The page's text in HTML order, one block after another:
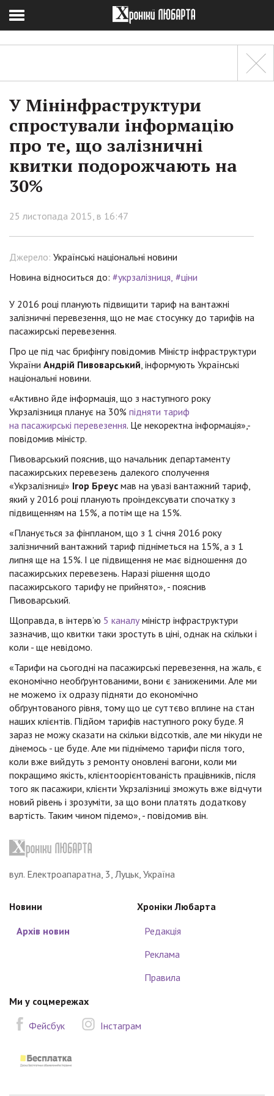
У Мінінфраструктури
спростували інформацію
про те, що залізничні
квитки подорожчають на
30%
25 листопада 2015, в 16:47
Джерело: Українські національні новини
Новина відноситься до: #укрзалізниця #ціни
У 2016 році планують підвищити тариф на вантажні
залізничні перевезення, що не має стосунку до тарифів на
пасажирські перевезення.
Про це під час брифінгу повідомив Міністр інфраструктури
України Андрій Пивоварський, інформують Українські
національні новини.
«Активно йде інформація, що з наступного року
Укрзалізниця планує на 30% підняти тариф
на пасажирські перевезення. Це некоректна інформація»,-
повідомив міністр.
Пивоварський пояснив, що начальник департаменту
пасажирських перевезень далекого сполучення
«Укрзалізниці» Ігор Бреус мав на увазі вантажний тариф,
який у 2016 році планують проіндексувати спочатку з
підвищенням на 15%, а потім ще на 15%.
«Планується за фінпланом, що з 1 січня 2016 року
залізничний вантажний тариф підніметься на 15%, а з 1
липня ще на 15%. І це підвищення не має відношення до
пасажирських перевезень. Наразі рішення щодо
пасажирського тарифу не прийнято», - пояснив
Пивоварський.
Щоправда, в інтерв’ю 5 каналуміністр інфраструктури
зазначив, що квитки таки зростуть в ціні, однак на скільки і
коли - ще невідомо.
«Тарифи на сьогодні на пасажирські перевезення, на жаль, є
економічно необґрунтованими, вони є заниженими. Але ми
не можемо їх одразу підняти до економічно
обґрунтованого рівня, тому що це суттєво вплине на стан
наших клієнтів. Підйом тарифів наступного року буде. Я
зараз не можу сказати на скільки відсотків, але ми нікуди не
дінемось - це буде. Але ми піднімемо тарифи після того,
коли вже вийдуть з ремонту оновлені вагони, коли ми
покращимо якість, клієнтоорієнтованість працівників, після
того як пасажири, клієнти Укрзалізниці зможуть вже відчути
новий рівень і зрозуміти, за що вони платять додаткову
вартість. Таким чином підемо», - повідомив він.
вул. Електроапаратна, 3, Луцьк, Україна
Новини
Архів новин
Хроніки Любарта
Редакція
Реклама
Правила
Ми у соцмережах
Фейсбук
Інстаграм